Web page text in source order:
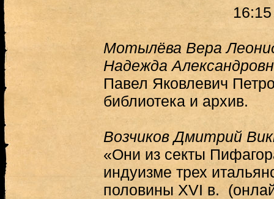
Мотылёва Вера
Надежда
Павел Яковлевич
библиотека и архив.
Возчиков Дмитрий
«Они из секты
индуизме трех
половины XVI в.